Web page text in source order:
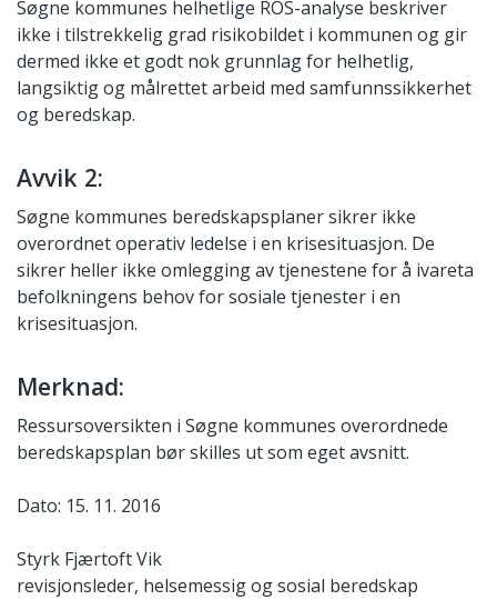
Søgne kommunes helhetlige ROS-analyse beskriver
ikke i tilstrekkelig grad risikobildet i kommunen og gir
dermed ikke et godt nok grunnlag for helhetlig,
langsiktig og målrettet arbeid med samfunnssikkerhet
og beredskap.
Avvik 2:
Søgne kommunes beredskapsplaner sikrer ikke
overordnet operativ ledelse i en krisesituasjon. De
sikrer heller ikke omlegging av tjenestene for å ivareta
befolkningens behov for sosiale tjenester i en
krisesituasjon.
Merknad:
Ressursoversikten i Søgne kommunes overordnede
beredskapsplan bør skilles ut som eget avsnitt.
Dato: 15. 11. 2016
Styrk Fjærtoft Vik
revisjonsleder, helsemessig og sosial beredskap